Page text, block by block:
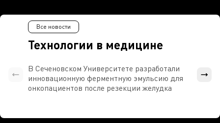
Технологии в медицине
Все новости
В Сеченовском Университете разработали
инновационную ферментную эмульсию для
онкопациентов после резекции желудка